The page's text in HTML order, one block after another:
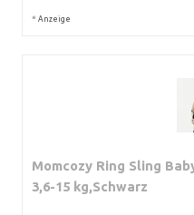
* Anzeige
Momcozy Ring Sling
3,6-15 kg,Schwarz